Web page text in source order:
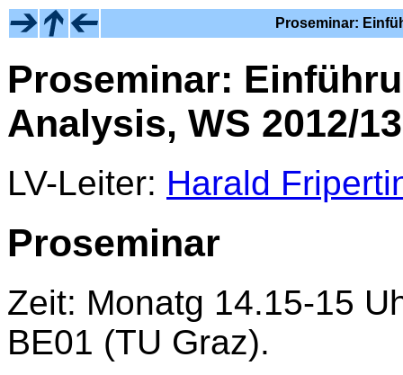
Proseminar:
Proseminar:
Analysis, WS 2012/13
LV-Leiter: Harald
Proseminar
Zeit: Monatg 14.15-15
BE01 (TU Graz).